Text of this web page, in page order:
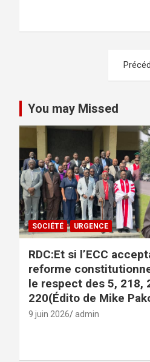
publications
You may Missed
SOCIÉTÉ URGENCE
RDC:Et si l’ECC
reforme
le respect des 5, 218,
220(Édito de Mike
9 juin 2026 admin